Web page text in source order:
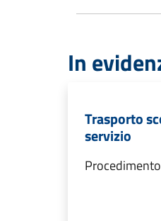
In
Trasporto
servizio